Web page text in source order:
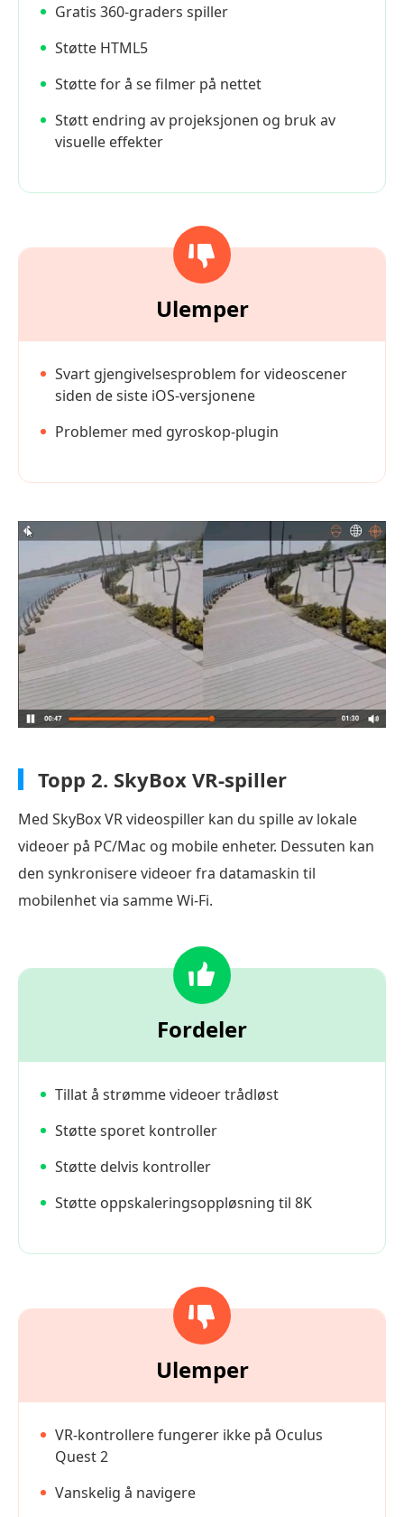
Gratis 360-graders spiller
Støtte HTML5
Støtte for å se filmer på nettet
Støtt endring av projeksjonen og bruk av
visuelle effekter
Ulemper
Svart gjengivelsesproblem for videoscener
siden de siste iOS-versjonene
Problemer med gyroskop-plugin
Topp 2. SkyBox VR-spiller
Med SkyBox VR videospiller kan du spille av lokale
videoer på PC/Mac og mobile enheter. Dessuten kan
den synkronisere videoer fra datamaskin til
mobilenhet via samme Wi-Fi.
Fordeler
Tillat å strømme videoer trådløst
Støtte sporet kontroller
Støtte delvis kontroller
Støtte oppskaleringsoppløsning til 8K
Ulemper
VR-kontrollere fungerer ikke på Oculus
Quest 2
Vanskelig å navigere